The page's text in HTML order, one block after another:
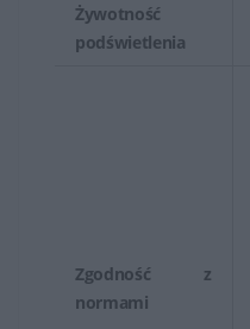
Żywotność
podświetlenia
Zgodność z
normami